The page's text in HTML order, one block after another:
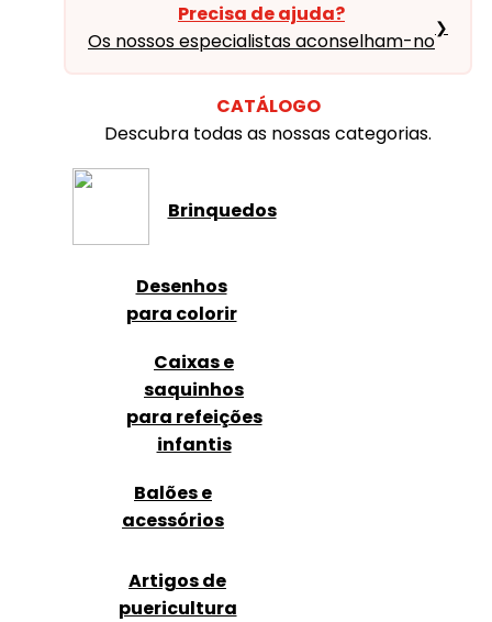
Precisa de ajuda?
Os nossos especialistas aconselham-no
❯
CATÁLOGO
Descubra todas as nossas categorias.
Brinquedos
Desenhos
para colorir
Caixas e
saquinhos
para refeições
infantis
Balões e
acessórios
Artigos de
puericultura